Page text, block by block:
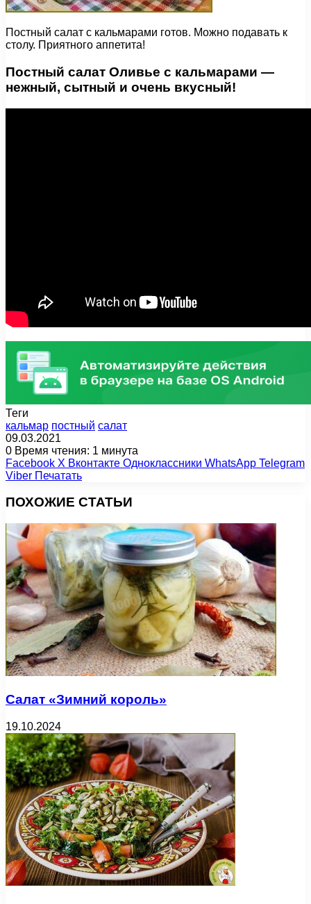
Постный салат с кальмарами готов. Можно подавать к
столу. Приятного аппетита!
Постный салат Оливье с кальмарами —
нежный, сытный и очень вкусный!
Теги
кальмар постный салат
09.03.2021
0 Время чтения: 1 минута
Facebook X Вконтакте Одноклассники WhatsApp Telegram
Viber Печатать
ПОХОЖИЕ СТАТЬИ
Салат «Зимний король»
19.10.2024